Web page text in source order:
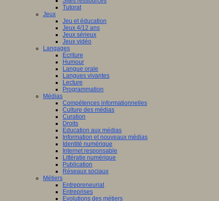
Tutorat
Jeux
Jeu et éducation
Jeux 4/12 ans
Jeux sérieux
Jeux vidéo
Langages
Ecriture
Humour
Langue orale
Langues vivantes
Lecture
Programmation
Médias
Compétences informationnelles
Culture des médias
Curation
Droits
Education aux médias
Information et nouveaux médias
Identité numérique
Internet responsable
Littératie numérique
Publication
Réseaux sociaux
Métiers
Entrepreneuriat
Entreprises
Evolutions des métiers